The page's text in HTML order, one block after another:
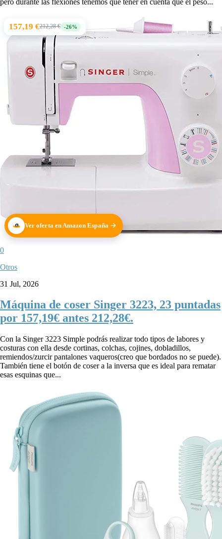
157,19 €212,28 € -26%
Ver oferta en Amazon España
0
Otros
31 Jul, 2026
Máquina de coser Singer 3223, 23 puntadas
por 157,19€ antes 212,28€.
Con la Singer 3223 Simple podrás realizar todo tipos de labores y
costuras con ella desde cortinas, colchas, cojines, dobladillos,
remiendos/zurcir pantalones vaqueros(creo que bordados no se puede).
También tiene el botón de coser a la inversa que es ideal para rematar
esas esquinas que...